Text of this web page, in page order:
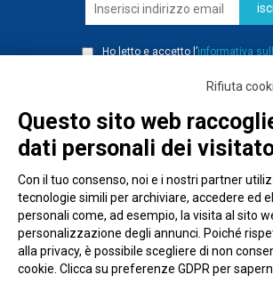
Ho letto e accetto l’informativa
Rifiuta
Questo sito web
dati personali dei
Con il tuo consenso, noi e i nostri partner
tecnologie simili per archiviare, accedere ed
personali come, ad esempio, la visita al sito
personalizzazione degli annunci. Poiché
alla privacy, è possibile scegliere di non
cookie. Clicca su preferenze GDPR per